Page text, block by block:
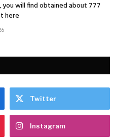
will find obtained about 777
here
Twitter
Instagram